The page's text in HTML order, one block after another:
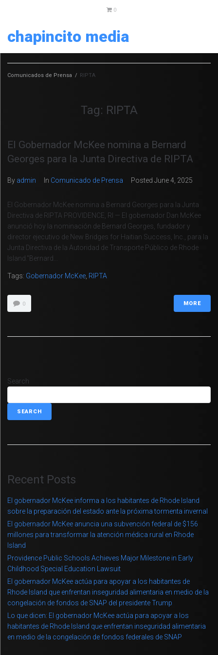
0
chapincito media
Comunicados de Prensa / RIPTA
Tag: RIPTA
El Gobernador McKee nomina a Bernard
Georges para la Junta Directiva de RIPTA
By admin In Comunicado de Prensa Posted June 4, 2025
El Gobernador McKee nomina a Bernard Georges para la Junta
Directiva de RIPTA PROVIDENCE, RI — El gobernador Dan McKee
anunció hoy la nominación de Bernard Georges, fundador y
director ejecutivo de New Bridges for Haitian Success, Inc., para la
Junta Directiva de la Autoridad de Transporte Público de Rhode
Island."Bernard...
Tags: Gobernador McKee RIPTA
0 MORE
Search
SEARCH
Recent Posts
El gobernador McKee informa a los habitantes de Rhode Island
sobre la preparación del estado ante la próxima tormenta invernal
El gobernador McKee anuncia una subvención federal de $156
millones para transformar la atención médica rural en Rhode
Island
Providence Public Schools Achieves Major Milestone in Early
Childhood Special Education Lawsuit
El gobernador McKee actúa para apoyar a los habitantes de
Rhode Island que enfrentan inseguridad alimentaria en medio de la
congelación de fondos de SNAP del presidente Trump
Lo que dicen: El gobernador McKee actúa para apoyar a los
habitantes de Rhode Island que enfrentan inseguridad alimentaria
en medio de la congelación de fondos federales de SNAP